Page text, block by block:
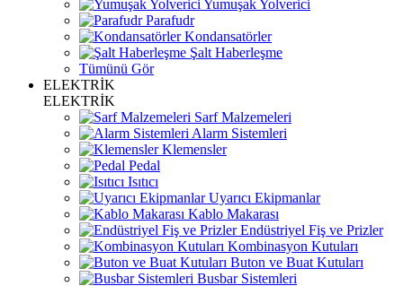
Yumuşak Yolverici
Parafudr
Kondansatörler
Şalt Haberleşme
Tümünü Gör
ELEKTRİK
ELEKTRİK
Sarf Malzemeleri
Alarm Sistemleri
Klemensler
Pedal
Isıtıcı
Uyarıcı Ekipmanlar
Kablo Makarası
Endüstriyel Fiş ve Prizler
Kombinasyon Kutuları
Buton ve Buat Kutuları
Busbar Sistemleri